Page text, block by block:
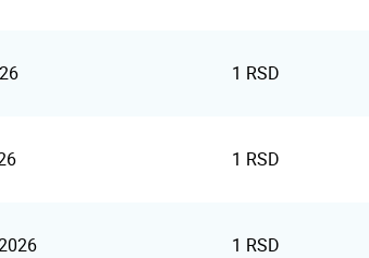
1 RSD
1 RSD
1 RSD